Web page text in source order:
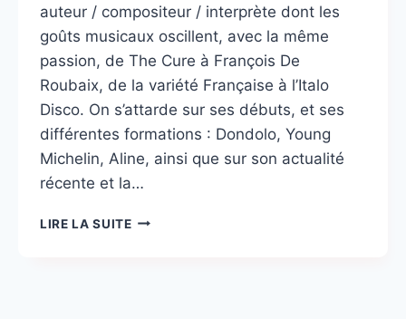
auteur / compositeur / interprète dont les
goûts musicaux oscillent, avec la même
passion, de The Cure à François De
Roubaix, de la variété Française à l’Italo
Disco. On s’attarde sur ses débuts, et ses
différentes formations : Dondolo, Young
Michelin, Aline, ainsi que sur son actualité
récente et la…
LIRE LA SUITEROMAIN,